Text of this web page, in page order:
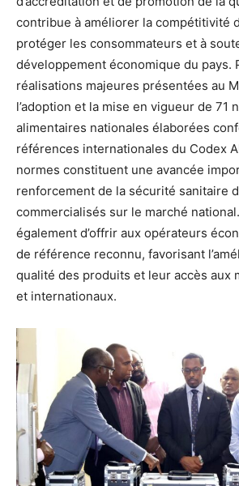
contribue à améliorer la compétitivité
protéger les consommateurs et à
développement économique du pays.
réalisations majeures présentées au
l’adoption et la mise en vigueur de 71
alimentaires nationales élaborées
références internationales du Codex
normes constituent une avancée
renforcement de la sécurité sanitaire
commercialisés sur le marché
également d’offrir aux opérateurs
de référence reconnu, favorisant
qualité des produits et leur accès aux
et internationaux.